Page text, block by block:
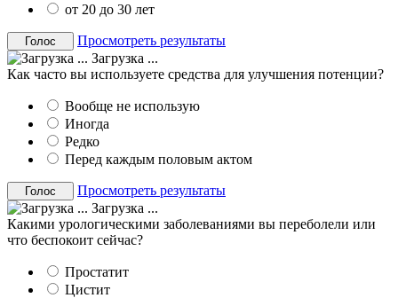
от 20 до 30 лет
Просмотреть результаты
Загрузка ...
Как часто вы используете средства для улучшения потенции?
Вообще не использую
Иногда
Редко
Перед каждым половым актом
Просмотреть результаты
Загрузка ...
Какими урологическими заболеваниями вы переболели или
что беспокоит сейчас?
Простатит
Цистит